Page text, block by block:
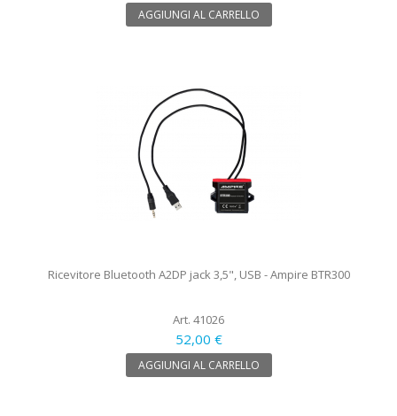
AGGIUNGI AL CARRELLO
Ricevitore Bluetooth A2DP jack 3,5", USB - Ampire BTR300
Art. 41026
52,00 €
AGGIUNGI AL CARRELLO